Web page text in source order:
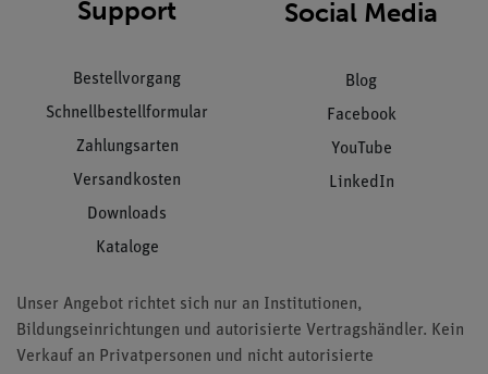
Support
Bestellvorgang
Schnellbestellformular
Zahlungsarten
Versandkosten
Downloads
Kataloge
Social Media
Blog
Facebook
YouTube
LinkedIn
Unser Angebot richtet sich nur an Institutionen,
Bildungseinrichtungen und autorisierte Vertragshändler. Kein
Verkauf an Privatpersonen und nicht autorisierte